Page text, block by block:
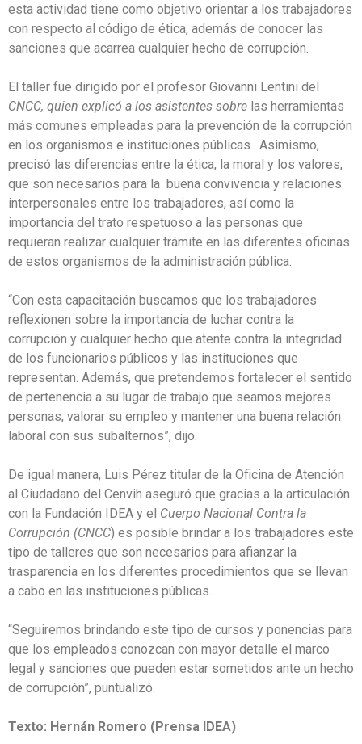
esta actividad tiene como objetivo orientar a los trabajadores
con respecto al código de ética, además de conocer las
sanciones que acarrea cualquier hecho de corrupción.
El taller fue dirigido por el profesor Giovanni Lentini del
CNCC, quien explicó a los asistentes sobre las herramientas
más comunes empleadas para la prevención de la corrupción
en los organismos e instituciones públicas. Asimismo,
precisó las diferencias entre la ética, la moral y los valores,
que son necesarios para la buena convivencia y relaciones
interpersonales entre los trabajadores, así como la
importancia del trato respetuoso a las personas que
requieran realizar cualquier trámite en las diferentes oficinas
de estos organismos de la administración pública.
“Con esta capacitación buscamos que los trabajadores
reflexionen sobre la importancia de luchar contra la
corrupción y cualquier hecho que atente contra la integridad
de los funcionarios públicos y las instituciones que
representan. Además, que pretendemos fortalecer el sentido
de pertenencia a su lugar de trabajo que seamos mejores
personas, valorar su empleo y mantener una buena relación
laboral con sus subalternos”, dijo.
De igual manera, Luis Pérez titular de la Oficina de Atención
al Ciudadano del Cenvih aseguró que gracias a la articulación
con la Fundación IDEA y el Cuerpo Nacional Contra la
Corrupción (CNCC) es posible brindar a los trabajadores este
tipo de talleres que son necesarios para afianzar la
trasparencia en los diferentes procedimientos que se llevan
a cabo en las instituciones públicas.
“Seguiremos brindando este tipo de cursos y ponencias para
que los empleados conozcan con mayor detalle el marco
legal y sanciones que pueden estar sometidos ante un hecho
de corrupción”, puntualizó.
Texto: Hernán Romero (Prensa IDEA)